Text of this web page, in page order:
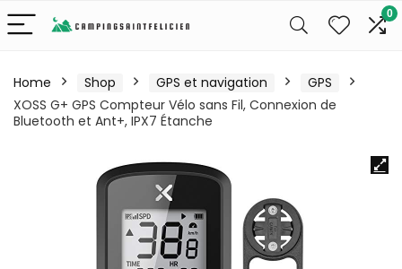
0
Home Shop GPS et navigation
GPS
XOSS G+ GPS Compteur Vélo sans Fil, Connexion de
Bluetooth et Ant+, IPX7 Étanche